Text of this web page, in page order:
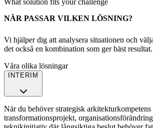
What solution fits your challenge
NÄR PASSAR VILKEN LÖSNING?
Vi hjälper dig att analysera situationen och
det också en kombination som ger bäst resultat.
Våra olika lösningar
INTERIM
När du behöver strategisk
transformationsprojekt,